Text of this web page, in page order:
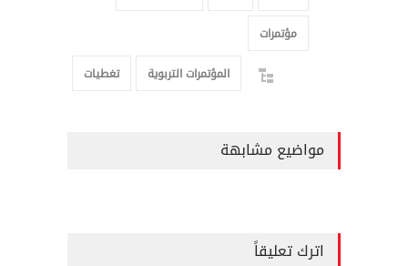
مؤتمرات
المؤتمرات التربوية
تغطيات
مواضيع مشابهة
اترك تعليقاً